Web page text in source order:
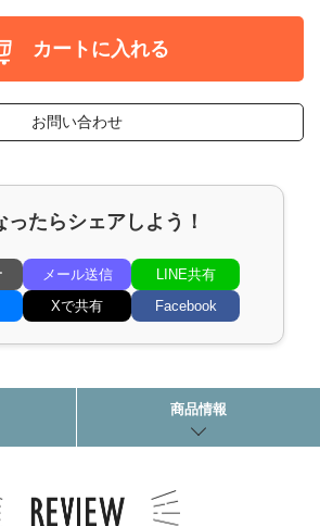
カートに入れる
お問い合わせ
ったらシェアしよう！
メール送信
LINE共有
Xで共有 Facebook
商品情報